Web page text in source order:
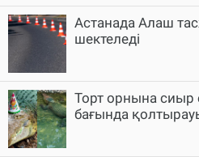
Астанада Алаш
шектеледі
Торт орнына сиыр
бағында